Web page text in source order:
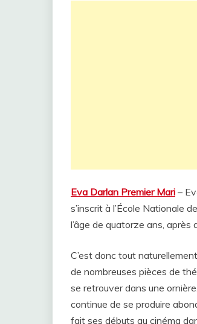
Eva Darlan Premier Mari –
s’inscrit à l’École Nationale
l’âge de quatorze ans,
C’est donc tout
de nombreuses pièces de
se retrouver dans une
continue de se produire
fait ses débuts au cinéma